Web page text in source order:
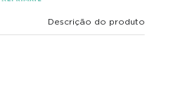
Descrição do produto